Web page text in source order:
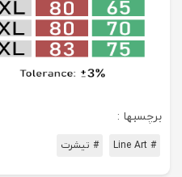
برچسبها :
# Line Art # تیشرت